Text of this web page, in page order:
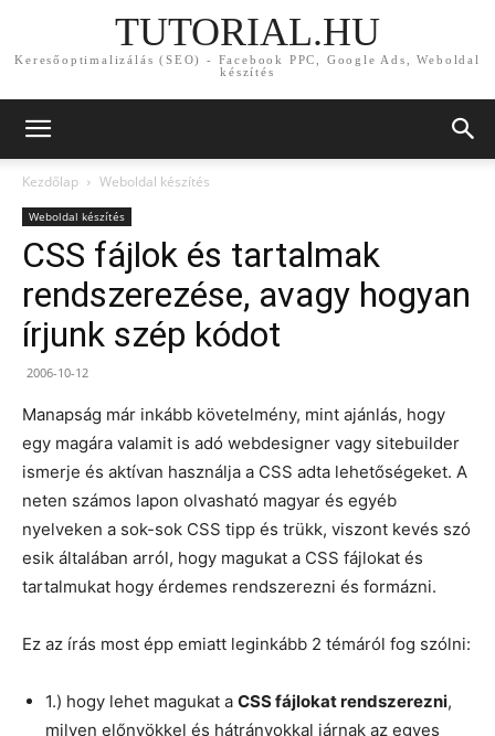
TUTORIAL.HU
Keresőoptimalizálás (SEO) - Facebook PPC, Google Ads, Weboldal
készítés
Kezdőlap Weboldal készítés
Weboldal készítés
CSS fájlok és tartalmak
rendszerezése, avagy hogyan
írjunk szép kódot
2006-10-12
Manapság már inkább követelmény, mint ajánlás, hogy
egy magára valamit is adó webdesigner vagy sitebuilder
ismerje és aktívan használja a CSS adta lehetőségeket. A
neten számos lapon olvasható magyar és egyéb
nyelveken a sok-sok CSS tipp és trükk, viszont kevés szó
esik általában arról, hogy magukat a CSS fájlokat és
tartalmukat hogy érdemes rendszerezni és formázni.
Ez az írás most épp emiatt leginkább 2 témáról fog szólni:
1.) hogy lehet magukat a CSS fájlokat rendszerezni,
milyen előnyökkel és hátrányokkal járnak az egyes